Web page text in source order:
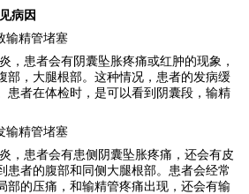
病因
输精管堵塞
，患者会有阴囊坠胀疼痛或红肿的现象，
部，大腿根部。这种情况，患者的发病缓
患者在体检时，是可以看到阴囊段，输精
输精管堵塞
，患者会有患侧阴囊坠胀疼痛，还会有皮
患者的腹部和同侧大腿根部。患者会经常
部的压痛，和输精管疼痛出现，还会有输